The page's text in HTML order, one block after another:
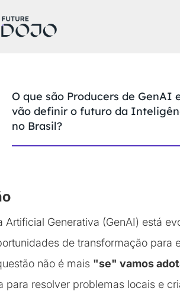
O que são Producers de GenAI
vão definir o futuro da
no Brasil?
Artificial Generativa (GenAI) está
de transformação para
não é mais "se" vamos
para resolver problemas locais e